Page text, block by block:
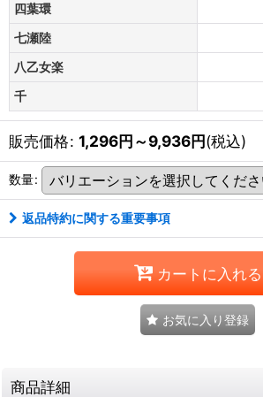
四葉環
七瀬陸
八乙女楽
千
販売価格: 1,296円～9,936円(税込)
数量:
返品特約に関する重要事項
カートに入れる
お気に入り登録
商品詳細